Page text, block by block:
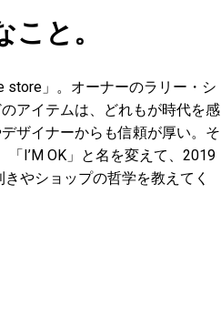
と。
store」。オーナーのラリー・シ
アイテムは、どれもが時代を感
ザイナーからも信頼が厚い。そ
I’M OK」と名を変えて、2019
やショップの哲学を教えてく